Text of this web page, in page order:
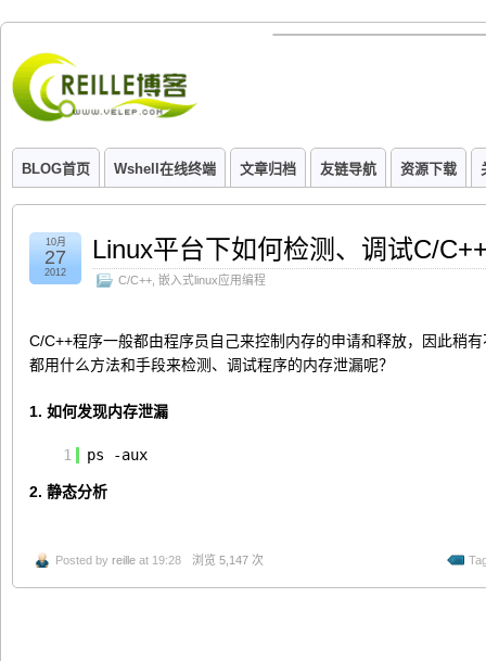
BLOG首页 Wshell在线终端 文章归档 友链导航 资源下载
Linux平台下如何检测、调试C/
C/C++ 嵌入式linux应用编程
10月
27
2012
C/C++程序一般都由程序员自己来控制内存的申请和释放，因此稍
都用什么方法和手段来检测、调试程序的内存泄漏呢？
1. 如何发现内存泄漏
1 ps -aux
2. 静态分析
Posted by reille at 19:28 浏览 5,147 次